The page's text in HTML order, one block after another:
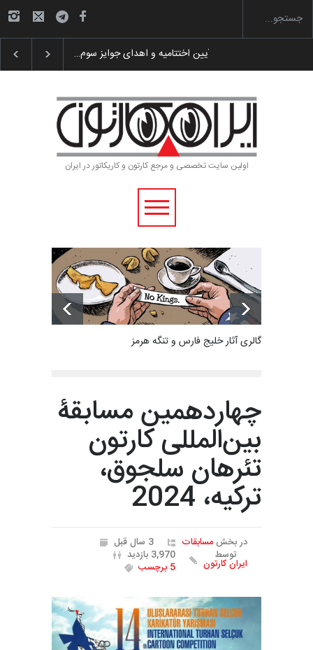
گزارش تصویری آیین اختتامیه و اهدای جوایز سوم…
اولین سایت تخصصی و مرجع کارتون و کاریکاتور در ایران
گالری آثار خلیج فارس و تنگه هرمز
چهاردهمین مسابقۀ
بین‌المللی کارتون
تئرهان سلجوق،
ترکیه، 2024
در بخشمسابقات
3 سال قبل
توسط
ایران کارتون
3,970 بازدید
5 برچسب